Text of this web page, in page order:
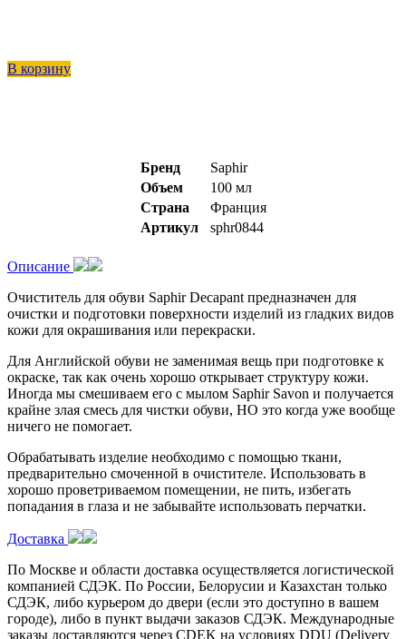
В корзину
Бренд
Saphir
Объем
100 мл
Страна
Франция
Артикул
sphr0844
Описание
Очиститель для обуви Saphir Decapant предназначен для
очистки и подготовки поверхности изделий из гладких видов
кожи для окрашивания или перекраски.
Для Английской обуви не заменимая вещь при подготовке к
окраске, так как очень хорошо открывает структуру кожи.
Иногда мы смешиваем его с мылом Saphir Savon и получается
крайне злая смесь для чистки обуви, НО это когда уже вообще
ничего не помогает.
Обрабатывать изделие необходимо с помощью ткани,
предварительно смоченной в очистителе. Использовать в
хорошо проветриваемом помещении, не пить, избегать
попадания в глаза и не забывайте использовать перчатки.
Доставка
По Москве и области доставка осуществляется логистической
компанией СДЭК. По России, Белорусии и Казахстан только
СДЭК, либо курьером до двери (если это доступно в вашем
городе), либо в пункт выдачи заказов СДЭК. Международные
заказы доставляются через CDEK на условиях DDU (Delivery